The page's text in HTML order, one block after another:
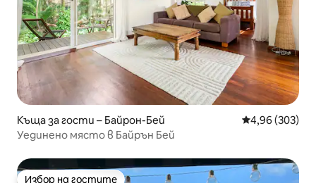
Къща за гости – Байрон-Бей Средна
4,96 (303)
Уединено място в Байрън Бей
Избор на гостите